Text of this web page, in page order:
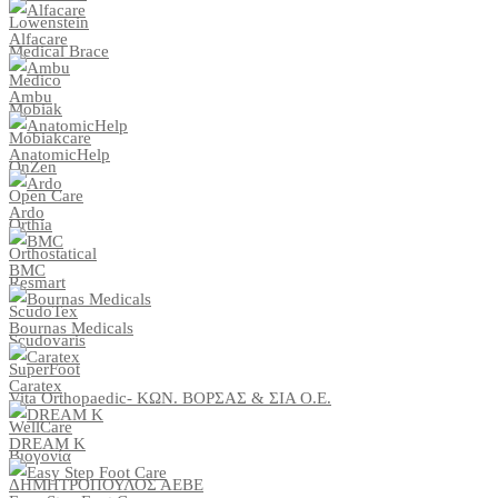
Lowenstein
Medical Brace
Medico
Mobiak
Mobiakcare
OnZen
Open Care
Orthia
Orthostatical
Resmart
ScudoTex
Scudovaris
SuperFoot
Vita Orthopaedic- ΚΩΝ. ΒΟΡΣΑΣ & ΣΙΑ Ο.Ε.
WellCare
Βιογονία
ΔΗΜΗΤΡΟΠΟΥΛΟΣ ΑΕΒΕ
Alfacare
Ambu
AnatomicHelp
Ardo
BMC
Bournas Medicals
Caratex
DREAM K